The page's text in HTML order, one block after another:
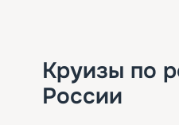
Круизы по
России